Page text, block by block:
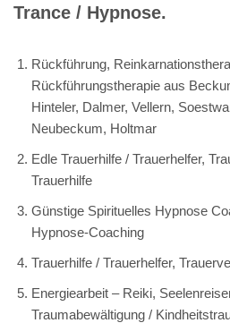
Trance / Hypnose.
Rückführung,
Rückführungstherapie aus
Hinteler, Dalmer, Vellern,
Neubeckum, Holtmar
Edle Trauerhilfe / Trauerhelfer,
Trauerhilfe
Günstige Spirituelles Hypnose
Hypnose-Coaching
Trauerhilfe / Trauerhelfer,
Energiearbeit – Reiki,
Traumabewältigung /